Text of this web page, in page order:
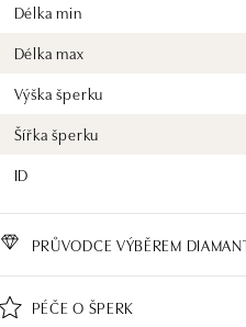
Délka min
Délka max
Výška šperku
Šířka šperku
ID
PRŮVODCE VÝBĚREM
PÉČE O ŠPERK